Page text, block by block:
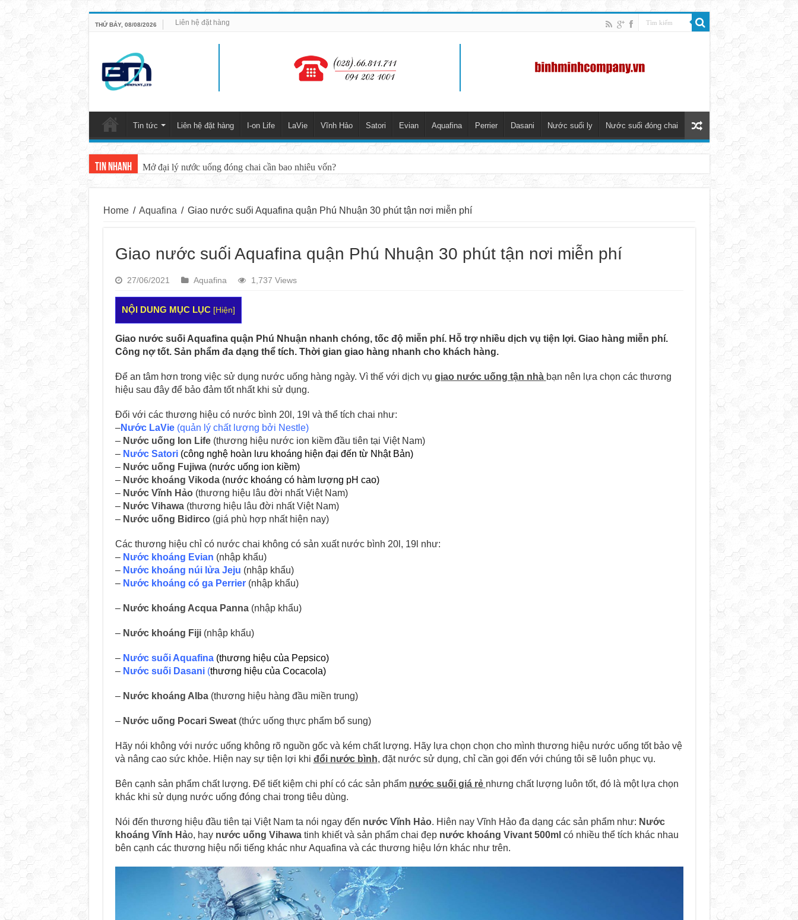
THỨ BẢY, 08/08/2026 Liên hệ đặt hàng
Tin tức Liên hệ đặt hàng I-on Life LaVie Vĩnh Hảo Satori Evian Aquafina Perrier Dasani Nước suối ly Nước suối đóng chai
Tin nhanh Mở đại lý nước uống đóng chai cần bao nhiêu vốn?
Home / Aquafina / Giao nước suối Aquafina quận Phú Nhuận 30 phút tận nơi miễn phí
Giao nước suối Aquafina quận Phú Nhuận 30 phút tận nơi miễn phí
27/06/2021 Aquafina 1,737 Views
NỘI DUNG MỤC LỤC [Hiện]
Giao nước suối Aquafina quận Phú Nhuận nhanh chóng, tốc độ miễn phí. Hỗ trợ nhiều dịch vụ tiện lợi. Giao hàng miễn phí.
Công nợ tốt. Sản phẩm đa dạng thể tích. Thời gian giao hàng nhanh cho khách hàng.
Để an tâm hơn trong việc sử dụng nước uống hàng ngày. Vì thế với dịch vụ giao nước uống tận nhà bạn nên lựa chọn các thương
hiệu sau đây để bảo đảm tốt nhất khi sử dụng.
Đối với các thương hiệu có nước bình 20l, 19l và thể tích chai như:
–Nước LaVie(quản lý chất lượng bởi Nestle)
– Nước uống Ion Life (thương hiệu nước ion kiềm đầu tiên tại Việt Nam)
– Nước Satori (công nghệ hoàn lưu khoáng hiện đại đến từ Nhật Bản)
– Nước uống Fujiwa (nước uống ion kiềm)
– Nước khoáng Vikoda (nước khoáng có hàm lượng pH cao)
– Nước Vĩnh Hảo(thương hiệu lâu đời nhất Việt Nam)
– Nước Vihawa(thương hiệu lâu đời nhất Việt Nam)
– Nước uống Bidirco(giá phù hợp nhất hiện nay)
Các thương hiệu chỉ có nước chai không có sản xuất nước bình 20l, 19l như:
– Nước khoáng Evian (nhập khẩu)
– Nước khoáng núi lửa Jeju (nhập khẩu)
– Nước khoáng có ga Perrier(nhập khẩu)
– Nước khoáng Acqua Panna(nhập khẩu)
– Nước khoáng Fiji (nhập khẩu)
– Nước suối Aquafina(thương hiệu của Pepsico)
– Nước suối Dasani(thương hiệu của Cocacola)
– Nước khoáng Alba(thương hiệu hàng đầu miền trung)
– Nước uống Pocari Sweat(thức uống thực phẩm bổ sung)
Hãy nói không với nước uống không rõ nguồn gốc và kém chất lượng. Hãy lựa chọn chọn cho mình thương hiệu nước uống tốt bảo vệ
và nâng cao sức khỏe. Hiện nay sự tiện lợi khi đổi nước bình, đặt nước sử dụng, chỉ cần gọi đến với chúng tôi sẽ luôn phục vụ.
Bên cạnh sản phẩm chất lượng. Để tiết kiệm chi phí có các sản phẩm nước suối giá rẻ nhưng chất lượng luôn tốt, đó là một lựa chọn
khác khi sử dụng nước uống đóng chai trong tiêu dùng.
Nói đến thương hiệu đầu tiên tại Việt Nam ta nói ngay đến nước Vĩnh Hảo. Hiên nay Vĩnh Hảo đa dạng các sản phẩm như: Nước
khoáng Vĩnh Hảo, hay nước uống Vihawatinh khiết và sản phẩm chai đẹp nước khoáng Vivant 500ml có nhiều thể tích khác nhau
bên cạnh các thương hiệu nổi tiếng khác như Aquafina và các thương hiệu lớn khác như trên.